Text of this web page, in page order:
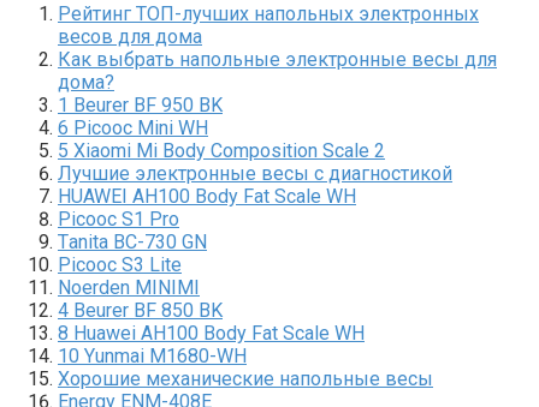
Рейтинг ТОП-лучших напольных электронных
весов для дома
Как выбрать напольные электронные весы для
дома?
1 Beurer BF 950 BK
6 Picooc Mini WH
5 Xiaomi Mi Body Composition Scale 2
Лучшие электронные весы с диагностикой
HUAWEI AH100 Body Fat Scale WH
Picooc S1 Pro
Тanita BC-730 GN
Picooc S3 Lite
Noerden MINIMI
4 Beurer BF 850 BK
8 Huawei AH100 Body Fat Scale WH
10 Yunmai M1680-WH
Хорошие механические напольные весы
Energy ENM-408E